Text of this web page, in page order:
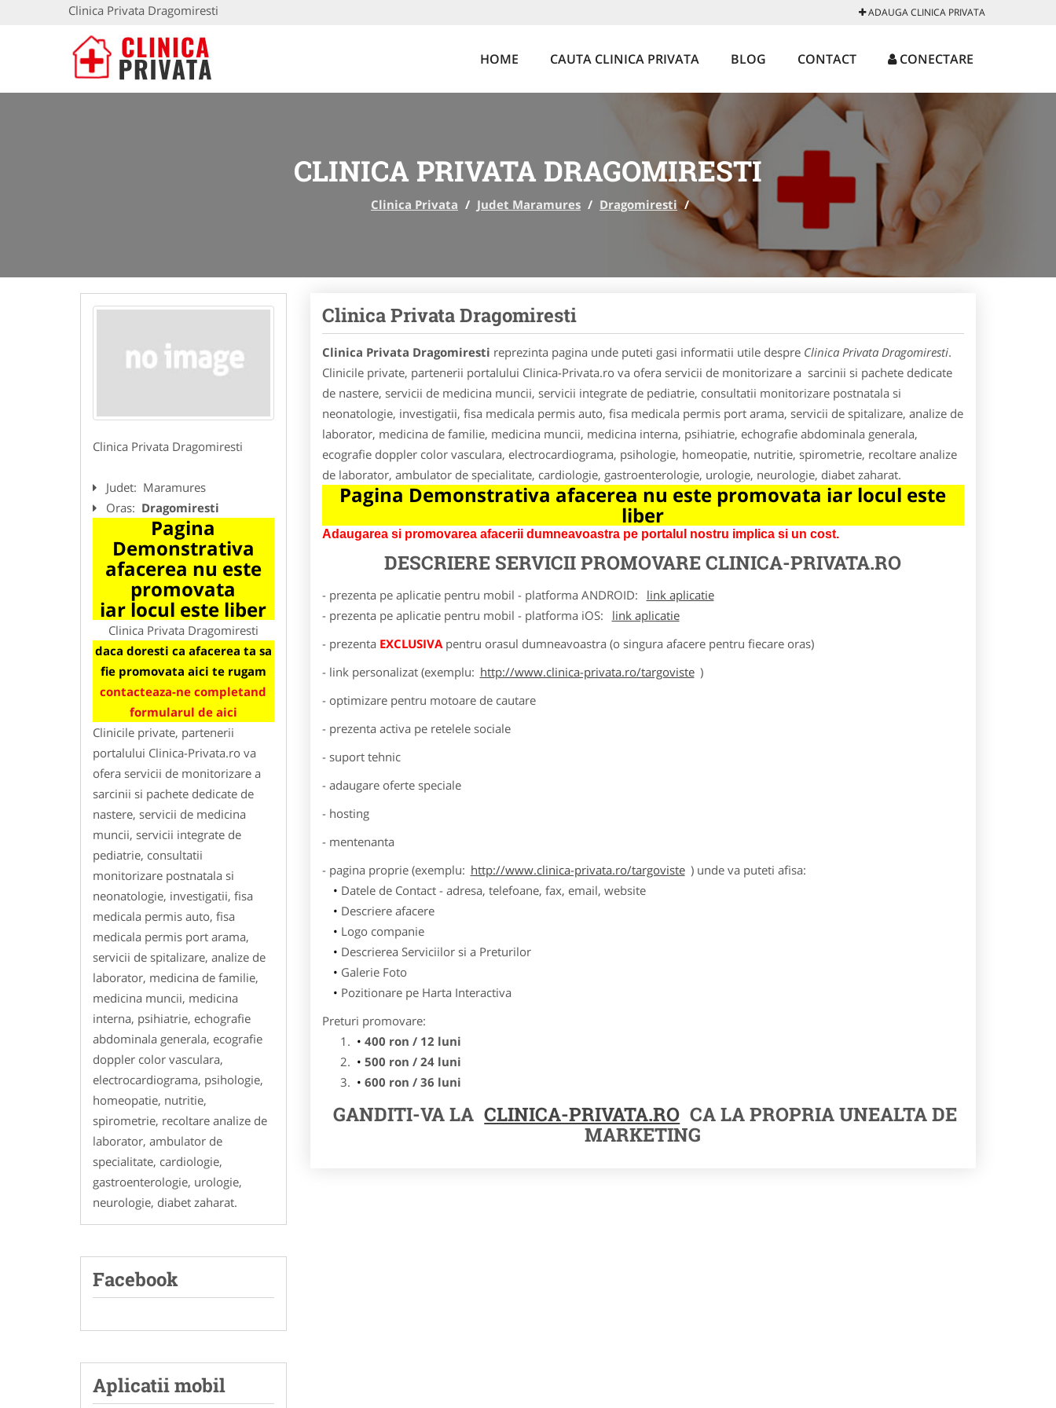
Clinica Privata Dragomiresti ADAUGA CLINICA PRIVATA
HOME CAUTA CLINICA PRIVATA BLOG CONTACT CONECTARE
CLINICA PRIVATA DRAGOMIRESTI
Clinica Privata / Judet Maramures / Dragomiresti /
Clinica Privata Dragomiresti
Judet: Maramures
Oras: Dragomiresti
Pagina
Demonstrativa
afacerea nu este
promovata
iar locul este liber
Clinica Privata Dragomiresti
daca doresti ca afacerea ta sa
fie promovata aici te rugam
contacteaza-ne completand
formularul de aici
Clinicile private, partenerii
portalului Clinica-Privata.ro va
ofera servicii de monitorizare a
sarcinii si pachete dedicate de
nastere, servicii de medicina
muncii, servicii integrate de
pediatrie, consultatii
monitorizare postnatala si
neonatologie, investigatii, fisa
medicala permis auto, fisa
medicala permis port arama,
servicii de spitalizare, analize de
laborator, medicina de familie,
medicina muncii, medicina
interna, psihiatrie, echografie
abdominala generala, ecografie
doppler color vasculara,
electrocardiograma, psihologie,
homeopatie, nutritie,
spirometrie, recoltare analize de
laborator, ambulator de
specialitate, cardiologie,
gastroenterologie, urologie,
neurologie, diabet zaharat.
Facebook
Aplicatii mobil
Clinica Privata Dragomiresti
Clinica Privata Dragomiresti reprezinta pagina unde puteti gasi informatii utile despre Clinica Privata Dragomiresti.
Clinicile private, partenerii portalului Clinica-Privata.ro va ofera servicii de monitorizare a sarcinii si pachete dedicate
de nastere, servicii de medicina muncii, servicii integrate de pediatrie, consultatii monitorizare postnatala si
neonatologie, investigatii, fisa medicala permis auto, fisa medicala permis port arama, servicii de spitalizare, analize de
laborator, medicina de familie, medicina muncii, medicina interna, psihiatrie, echografie abdominala generala,
ecografie doppler color vasculara, electrocardiograma, psihologie, homeopatie, nutritie, spirometrie, recoltare analize
de laborator, ambulator de specialitate, cardiologie, gastroenterologie, urologie, neurologie, diabet zaharat.
Pagina Demonstrativa afacerea nu este promovata iar locul este
liber
Adaugarea si promovarea afacerii dumneavoastra pe portalul nostru implica si un cost.
DESCRIERE SERVICII PROMOVARECLINICA-PRIVATA.RO
- prezenta pe aplicatie pentru mobil - platforma ANDROID:
link aplicatie
- prezenta pe aplicatie pentru mobil - platforma iOS:
link aplicatie
- prezenta EXCLUSIVApentru orasul dumneavoastra (o singura afacere pentru fiecare oras)
- link personalizat (exemplu: http://www.clinica-privata.ro/targoviste )
- optimizare pentru motoare de cautare
- prezenta activa pe retelele sociale
- suport tehnic
- adaugare oferte speciale
- hosting
- mentenanta
- pagina proprie (exemplu: http://www.clinica-privata.ro/targoviste ) unde va puteti afisa:
Datele de Contact - adresa, telefoane, fax, email, website
Descriere afacere
Logo companie
Descrierea Serviciilor si a Preturilor
Galerie Foto
Pozitionare pe Harta Interactiva
Preturi promovare:
400 ron / 12 luni
500 ron / 24 luni
600 ron / 36 luni
GANDITI-VA LA CLINICA-PRIVATA.RO CA LA PROPRIA UNEALTA DE
MARKETING